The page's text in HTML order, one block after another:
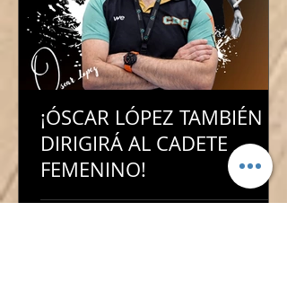
¡ÓSCAR LÓPEZ TAMBIÉN
DIRIGIRÁ AL CADETE
FEMENINO!